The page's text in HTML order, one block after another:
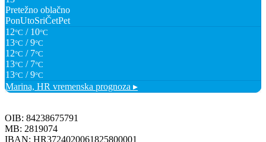
Pretežno oblačno
PonUtoSriČetPet
12°C / 10°C
13°C / 9°C
12°C / 7°C
13°C / 7°C
13°C / 9°C
Marina, HR vremenska prognoza ▸
OIB: 84238675791
MB: 2819074
IBAN: HR3724020061825800001